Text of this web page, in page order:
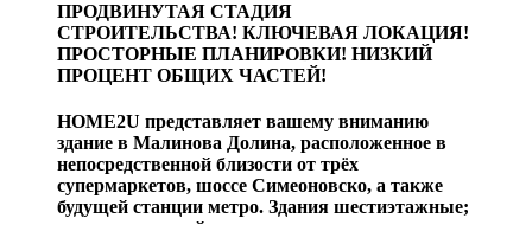
ПРОДВИНУТАЯ СТАДИЯ
СТРОИТЕЛЬСТВА! КЛЮЧЕВАЯ ЛОКАЦИЯ!
ПРОСТОРНЫЕ ПЛАНИРОВКИ! НИЗКИЙ
ПРОЦЕНТ ОБЩИХ ЧАСТЕЙ!
HOME2U представляет вашему вниманию
здание в Малинова Долина, расположенное в
непосредственной близости от трёх
супермаркетов, шоссе Симеоновско, а также
будущей станции метро. Здания шестиэтажные;